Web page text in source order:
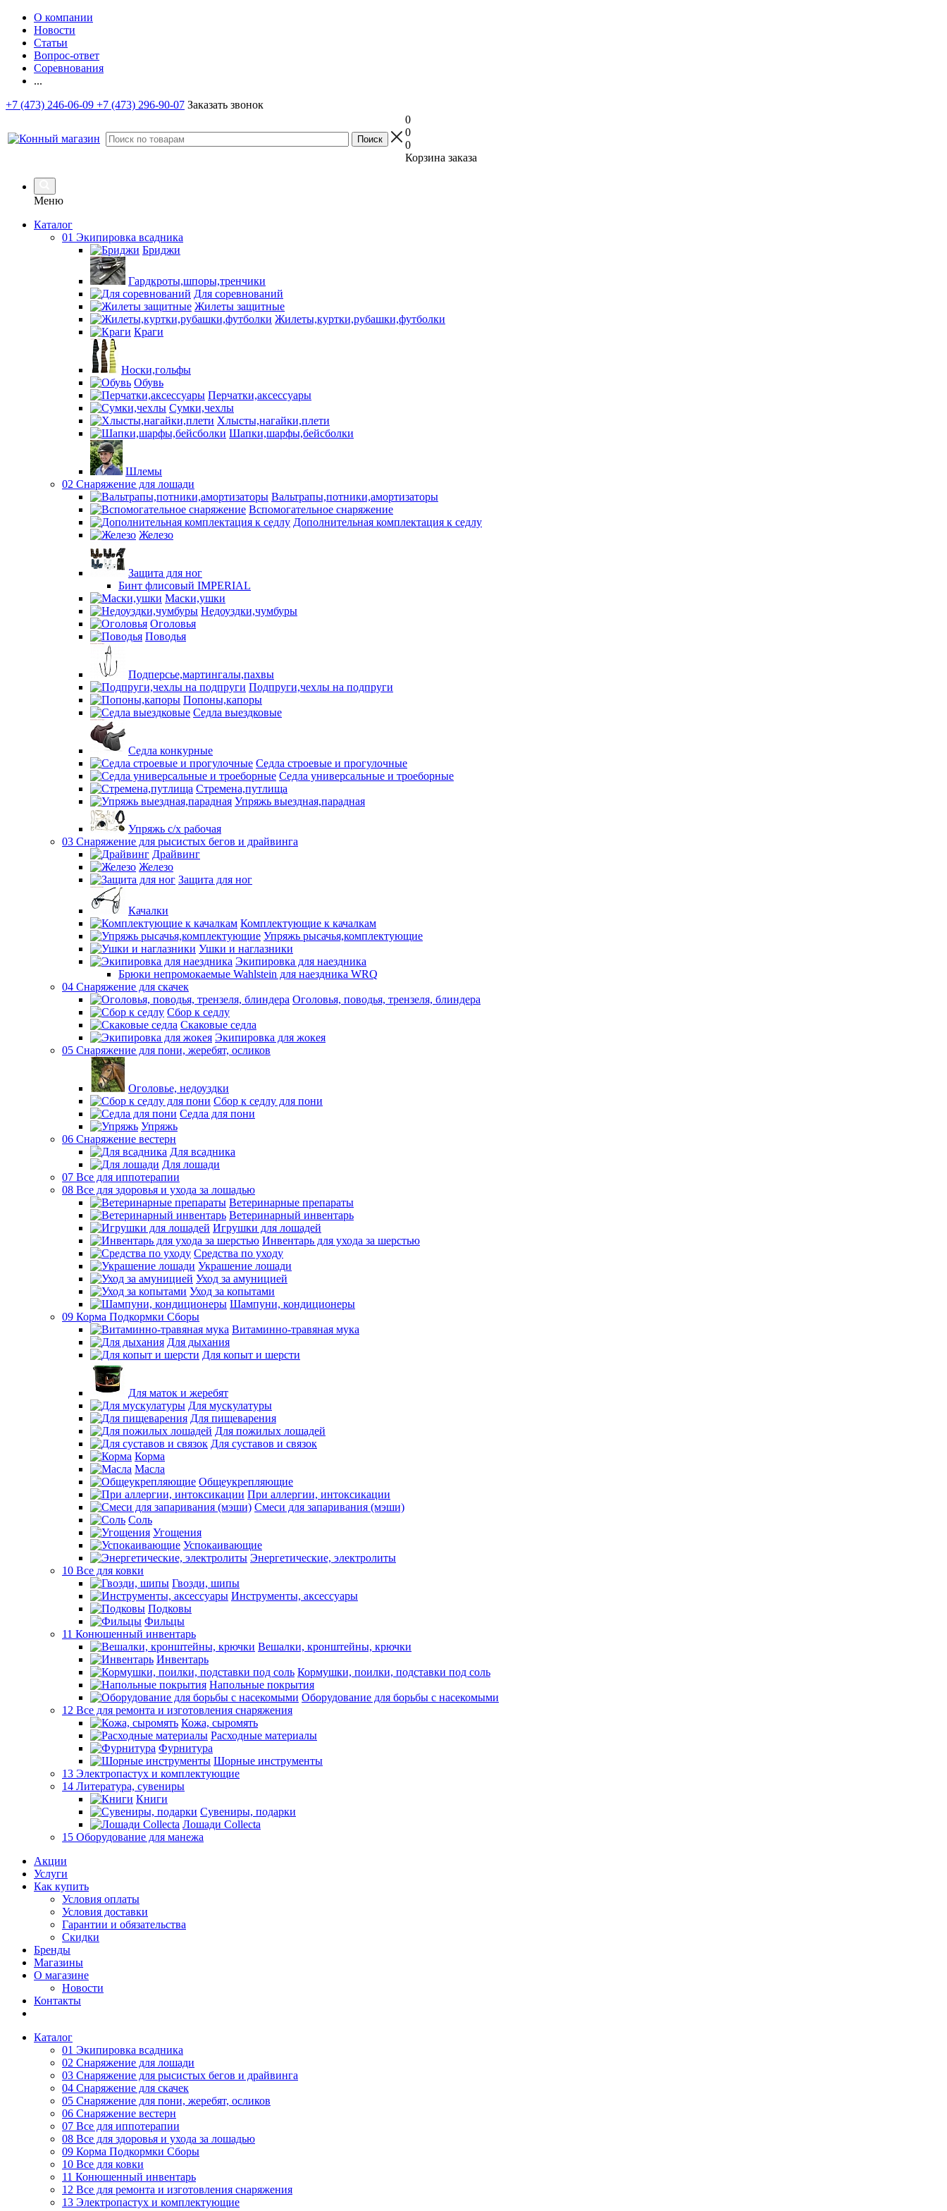
О компании
Новости
Статьи
Вопрос-ответ
Соревнования
...
+7 (473) 246-06-09 +7 (473) 296-90-07 Заказать звонок
0
0
0
Корзина заказа
Меню
Каталог
01 Экипировка всадника
Бриджи
Гардкроты,шпоры,тренчики
Для соревнований
Жилеты защитные
Жилеты,куртки,рубашки,футболки
Краги
Носки,гольфы
Обувь
Перчатки,аксессуары
Сумки,чехлы
Хлысты,нагайки,плети
Шапки,шарфы,бейсболки
Шлемы
02 Снаряжение для лошади
Вальтрапы,потники,амортизаторы
Вспомогательное снаряжение
Дополнительная комплектация к седлу
Железо
Защита для ног
Бинт флисовый IMPERIAL
Маски,ушки
Недоуздки,чумбуры
Оголовья
Поводья
Подперсье,мартингалы,пахвы
Подпруги,чехлы на подпруги
Попоны,капоры
Седла выездковые
Седла конкурные
Седла строевые и прогулочные
Седла универсальные и троеборные
Стремена,путлища
Упряжь выездная,парадная
Упряжь с/х рабочая
03 Снаряжение для рысистых бегов и драйвинга
Драйвинг
Железо
Защита для ног
Качалки
Комплектующие к качалкам
Упряжь рысачья,комплектующие
Ушки и наглазники
Экипировка для наездника
Брюки непромокаемые Wahlstein для наездника WRQ
04 Снаряжение для скачек
Оголовья, поводья, трензеля, блиндера
Сбор к седлу
Скаковые седла
Экипировка для жокея
05 Снаряжение для пони, жеребят, осликов
Оголовье, недоуздки
Сбор к седлу для пони
Седла для пони
Упряжь
06 Снаряжение вестерн
Для всадника
Для лошади
07 Все для иппотерапии
08 Все для здоровья и ухода за лошадью
Ветеринарные препараты
Ветеринарный инвентарь
Игрушки для лошадей
Инвентарь для ухода за шерстью
Средства по уходу
Украшение лошади
Уход за амуницией
Уход за копытами
Шампуни, кондиционеры
09 Корма Подкормки Сборы
Витаминно-травяная мука
Для дыхания
Для копыт и шерсти
Для маток и жеребят
Для мускулатуры
Для пищеварения
Для пожилых лошадей
Для суставов и связок
Корма
Масла
Общеукрепляющие
При аллергии, интоксикации
Смеси для запаривания (мэши)
Соль
Угощения
Успокаивающие
Энергетические, электролиты
10 Все для ковки
Гвозди, шипы
Инструменты, аксессуары
Подковы
Фильцы
11 Конюшенный инвентарь
Вешалки, кронштейны, крючки
Инвентарь
Кормушки, поилки, подставки под соль
Напольные покрытия
Оборудование для борьбы с насекомыми
12 Все для ремонта и изготовления снаряжения
Кожа, сыромять
Расходные материалы
Фурнитура
Шорные инструменты
13 Электропастух и комплектующие
14 Литература, сувениры
Книги
Сувениры, подарки
Лошади Collecta
15 Оборудование для манежа
Акции
Услуги
Как купить
Условия оплаты
Условия доставки
Гарантии и обязательства
Скидки
Бренды
Магазины
О магазине
Новости
Контакты
Каталог
01 Экипировка всадника
02 Снаряжение для лошади
03 Снаряжение для рысистых бегов и драйвинга
04 Снаряжение для скачек
05 Снаряжение для пони, жеребят, осликов
06 Снаряжение вестерн
07 Все для иппотерапии
08 Все для здоровья и ухода за лошадью
09 Корма Подкормки Сборы
10 Все для ковки
11 Конюшенный инвентарь
12 Все для ремонта и изготовления снаряжения
13 Электропастух и комплектующие